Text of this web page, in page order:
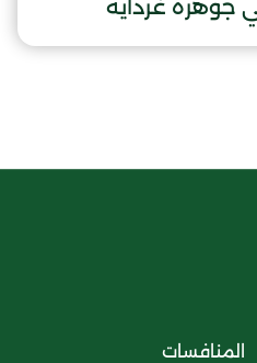
جوهرة غرداية
المنافسات